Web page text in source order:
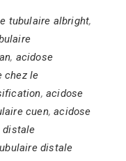
tubulaire albright,
, acidose
chez le
, acidose
cuen,acidose
distale
distale